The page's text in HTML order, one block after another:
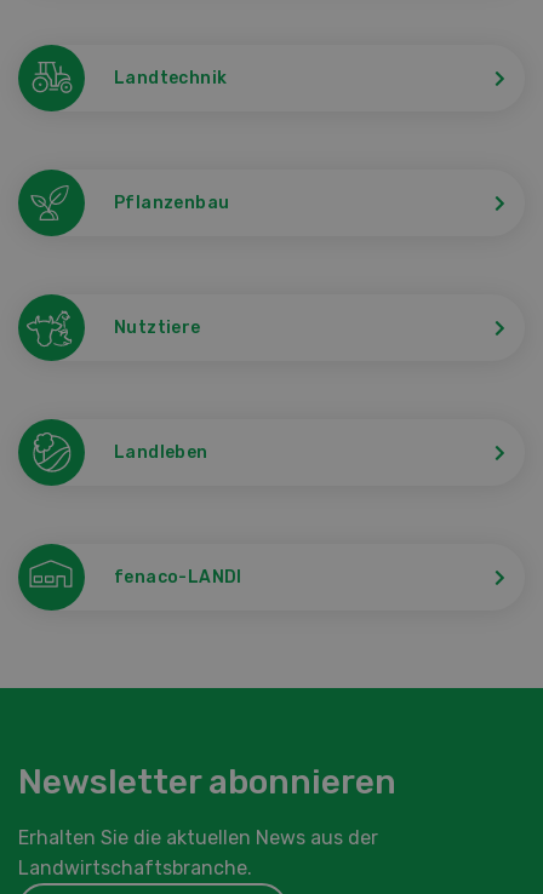
Landtechnik
Pflanzenbau
Nutztiere
Landleben
fenaco-LANDI
Newsletter abonnieren
Erhalten Sie die aktuellen News aus der
Landwirtschaftsbranche.